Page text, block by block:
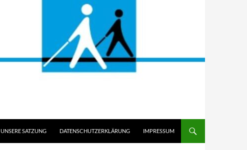
UNSERE SATZUNG DATENSCHUTZERKLÄRUNG IMPRESSUM